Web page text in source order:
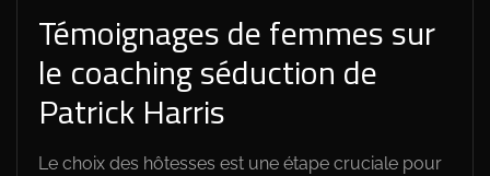
Témoignages de femmes sur
le coaching séduction de
Patrick Harris
Le choix des hôtesses est une étape cruciale pour